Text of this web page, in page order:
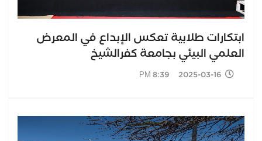
ابتكارات طلابية تعكس الإبداع في المعرض
العلمي البيئي بجامعة كفرالشيخ
2025-03-16 8:39 PM